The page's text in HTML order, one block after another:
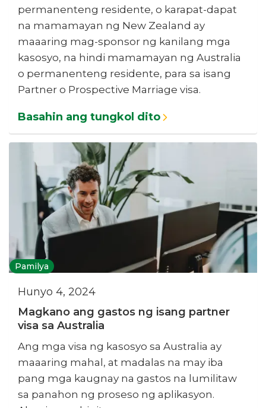
permanenteng residente, o karapat-dapat
na mamamayan ng New Zealand ay
maaaring mag-sponsor ng kanilang mga
kasosyo, na hindi mamamayan ng Australia
o permanenteng residente, para sa isang
Partner o Prospective Marriage visa.
Basahin ang tungkol dito
Pamilya
Hunyo 4, 2024
Magkano ang gastos ng isang partner
visa sa Australia
Ang mga visa ng kasosyo sa Australia ay
maaaring mahal, at madalas na may iba
pang mga kaugnay na gastos na lumilitaw
sa panahon ng proseso ng aplikasyon.